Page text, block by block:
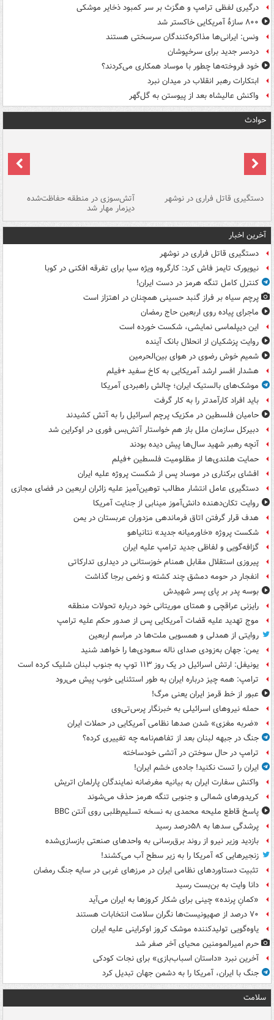
درگیری لفظی ترامپ و هگزث بر سر کمبود ذخایر موشکی
۸۰۰ سازۀ آمریکایی خاکستر شد
ونس: ایرانی‌ها مذاکره‌کنندگان سرسختی هستند
دردسر جدید برای سرخپوشان
خود فروخته‌ها چطور با موساد همکاری می‌کردند؟
ابتکارات رهبر انقلاب در میدان نبرد
واکنش عالیشاه بعد از پیوستن به گل‌گهر
حوادث
دستگیری قاتل فراری در نوشهر آتش‌سوزی در منطقه حفاظت‌شده
دیزمار مهار شد
آخرین اخبار
دستگیری قاتل فراری در نوشهر
نیویورک تایمز فاش کرد: کارگروه ویژه سیا برای تفرقه افکنی در کوبا
کنترل کامل تنگه هرمز در دست ایران!
پرچم سیاه بر فراز گنبد حسینی همچنان در اهتزاز است
ماجرای پیاده روی اربعین حاج رمضان
این دیپلماسی نمایشی، شکست خورده است
روایت پزشکیان از انحلال بانک آینده
شمیم خوش رضوی در هوای بین‌الحرمین
هشدار افسر ارشد آمریکایی به کاخ سفید +فیلم
موشک‌های بالستیک ایران؛ چالش راهبردی آمریکا
باید افراد کارآمدتر را به کار گرفت
حامیان فلسطین در مکزیک پرچم اسرائیل را به آتش کشیدند
دبیرکل سازمان ملل باز هم خواستار آتش‌بس فوری در اوکراین شد
آنچه رهبر شهید سال‌ها پیش دیده بودند
حمایت هلندی‌ها از مظلومیت فلسطین +فیلم
افشای برکناری در موساد پس از شکست پروژه علیه ایران
دستگیری عامل انتشار مطالب توهین‌آمیز علیه زائران اربعین در فضای مجازی
روایت تکان‌دهنده دانش‌آموز مینابی از جنایت آمریکا
هدف قرار گرفتن اتاق‌ فرماندهی مزدوران عربستان در یمن
شکست پروژه «خاورمیانه جدید» نتانیاهو
گزافه‌گویی و لفاظی جدید ترامپ علیه ایران
پیروزی استقلال مقابل همنام خوزستانی در دیداری تدارکاتی
انفجار در حومه دمشق چند کشته و زخمی برجا گذاشت
بوسه‌ پدر بر پای پسر شهیدش
رایزنی عراقچی و همتای موریتانی خود درباره تحولات منطقه
موج تهدید علیه قضات آمریکایی پس از صدور حکم علیه ترامپ
روایتی از همدلی و همسویی ملت‌ها در مراسم اربعین
یمن: جهان به‌زودی صدای ناله سعودی‌ها را خواهد شنید
یونیفل: ارتش اسرائیل در یک روز ۱۱۳ توپ به جنوب لبنان شلیک کرده است
ترامپ: همه چیز درباره ایران به طور استثنایی خوب پیش می‌رود
عبور از خط قرمز ایران یعنی مرگ!
حمله نیروهای اسرائیلی به خبرنگار پرس‌تی‌وی
«ضربه مغزی» شدن صدها نظامی آمریکایی در حملات ایران
جنگ در جبهه لبنان بعد از تفاهم‌نامه چه تغییری کرده؟
ترامپ در حال سوختن در آتشی خودساخته
ایران را تست نکنید! جاده‌ی خشم ایران!
واکنش سفارت ایران به بیانیه مغرضانه نمایندگان پارلمان اتریش
کریدورهای شمالی و جنوبی تنگه هرمز حذف می‌شوند
پاسخ قاطع ملیحه محمدی به نسخه تسلیم‌طلبی روی آنتن BBC
پرشدگی سدها به ۵۸درصد رسید
بازدید وزیر نیرو از روند برق‌رسانی به واحدهای صنعتی بازسازی‌شده
زنجیرهایی که آمریکا را به زیر سطح آب می‌کشند!
تثبیت دستاوردهای نظامی ایران در مرزهای غربی در سایه جنگ رمضان
دانا وایت به بن‌بست رسید
«کمانِ پرنده» چینی برای شکار کروزها به ایران می‌آید
۷۰ درصد از صهیونیست‌ها نگران سلامت انتخابات هستند
یاوه‌گویی تولیدکننده موشک کروز اوکراینی علیه ایران
حرم امیرالمومنین محیای آخر صفر شد
آخرین نبرد «داستان اسباب‌بازی» برای نجات کودکی
جنگ با ایران، آمریکا را به دشمن جهان تبدیل کرد
سلامت